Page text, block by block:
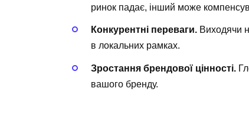
ринок падає, інший може
Конкурентні переваги. Виходячи
в локальних рамках.
Зростання брендової цінності.
вашого бренду.